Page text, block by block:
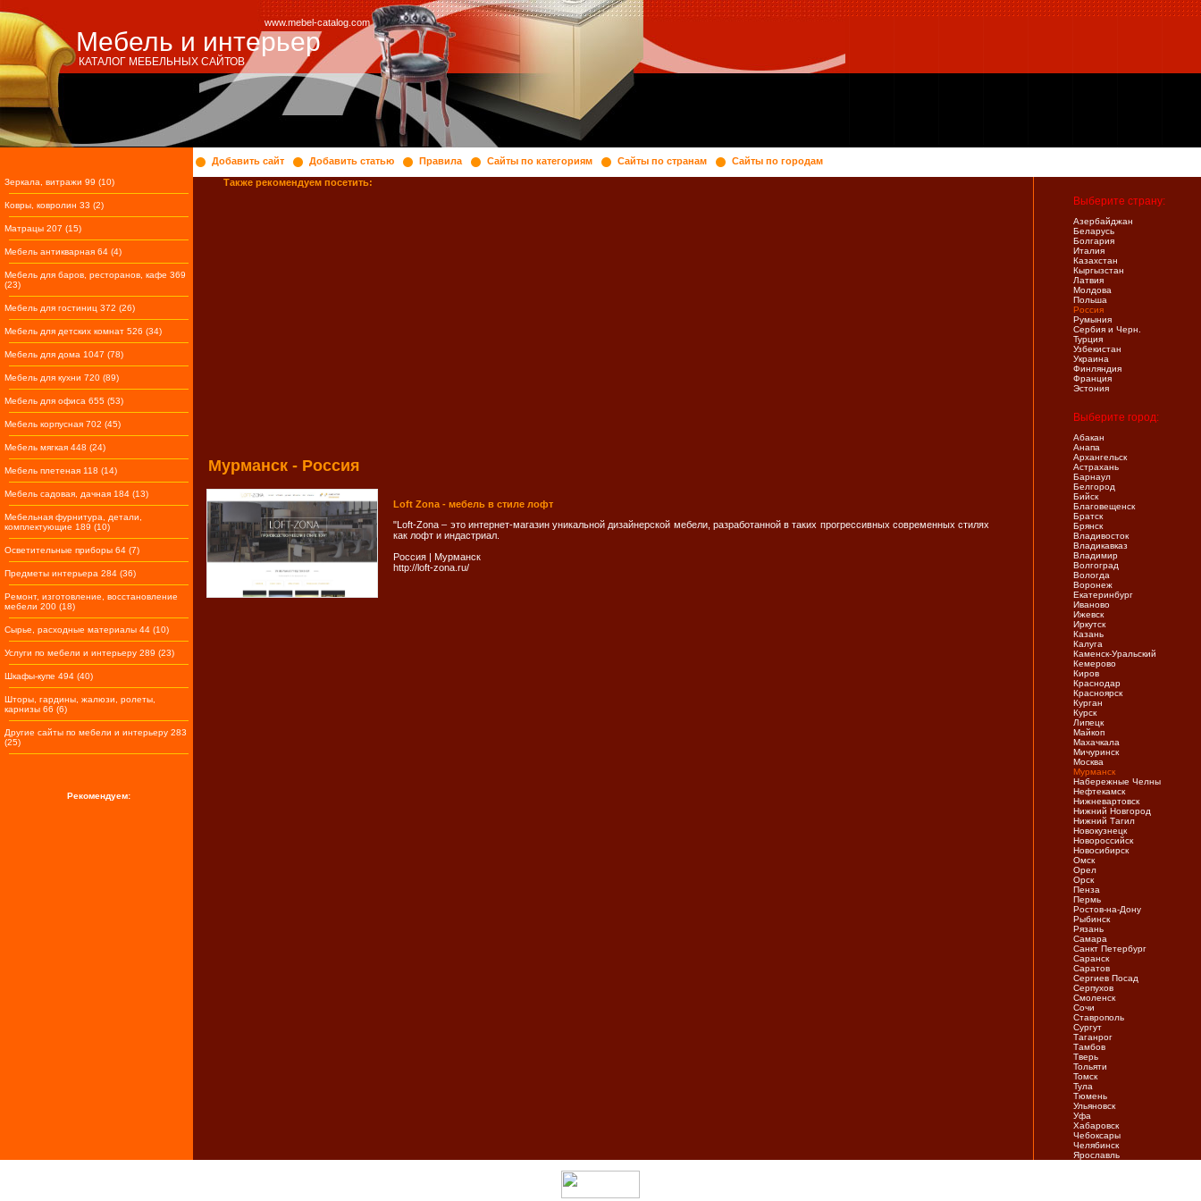
Мебель и интерьер
www.mebel-catalog.com
КАТАЛОГ МЕБЕЛЬНЫХ САЙТОВ
Зеркала, витражи 99 (10)
Ковры, ковролин 33 (2)
Матрацы 207 (15)
Мебель антикварная 64 (4)
Мебель для баров, ресторанов, кафе 369
(23)
Мебель для гостиниц 372 (26)
Мебель для детских комнат 526 (34)
Мебель для дома 1047 (78)
Мебель для кухни 720 (89)
Мебель для офиса 655 (53)
Мебель корпусная 702 (45)
Мебель мягкая 448 (24)
Мебель плетеная 118 (14)
Мебель садовая, дачная 184 (13)
Мебельная фурнитура, детали,
комплектующие 189 (10)
Осветительные приборы 64 (7)
Предметы интерьера 284 (36)
Ремонт, изготовление, восстановление
мебели 200 (18)
Сырье, расходные материалы 44 (10)
Услуги по мебели и интерьеру 289 (23)
Шкафы-купе 494 (40)
Шторы, гардины, жалюзи, ролеты,
карнизы 66 (6)
Другие сайты по мебели и интерьеру 283
(25)
Рекомендуем:
Добавить сайт Добавить статью Правила Сайты по категориям Сайты по странам
Сайты по городам
Также рекомендуем посетить:
Мурманск - Россия
Loft Zona - мебель в стиле лофт
"Loft-Zona – это интернет-магазин уникальной дизайнерской мебели, разработанной в таких прогрессивных современных стилях
как лофт и индастриал.
Россия | Мурманск
http://loft-zona.ru/
Выберите страну:
Азербайджан
Беларусь
Болгария
Италия
Казахстан
Кыргызстан
Латвия
Молдова
Польша
Россия
Румыния
Сербия и Черн.
Турция
Узбекистан
Украина
Финляндия
Франция
Эстония
Выберите город:
Абакан
Анапа
Архангельск
Астрахань
Барнаул
Белгород
Бийск
Благовещенск
Братск
Брянск
Владивосток
Владикавказ
Владимир
Волгоград
Вологда
Воронеж
Екатеринбург
Иваново
Ижевск
Иркутск
Казань
Калуга
Каменск-Уральский
Кемерово
Киров
Краснодар
Красноярск
Курган
Курск
Липецк
Майкоп
Махачкала
Мичуринск
Москва
Мурманск
Набережные Челны
Нефтекамск
Нижневартовск
Нижний Новгород
Нижний Тагил
Новокузнецк
Новороссийск
Новосибирск
Омск
Орел
Орск
Пенза
Пермь
Ростов-на-Дону
Рыбинск
Рязань
Самара
Санкт Петербург
Саранск
Саратов
Сергиев Посад
Серпухов
Смоленск
Сочи
Ставрополь
Сургут
Таганрог
Тамбов
Тверь
Тольяти
Томск
Тула
Тюмень
Ульяновск
Уфа
Хабаровск
Чебоксары
Челябинск
Ярослaвль